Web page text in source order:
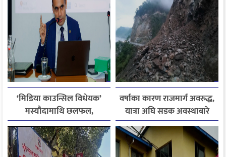
‘मिडिया काउन्सिल विधेयक’
मस्यौदामाथि छलफल,
एआईदेखि पत्रकारको
लाइसेन्ससम्मका विषयमा
सुझाव
वर्षाका कारण राजमार्ग अवरुद्ध,
यात्रा अघि सडक अवस्थाबारे
जानकारी लिन आग्रह